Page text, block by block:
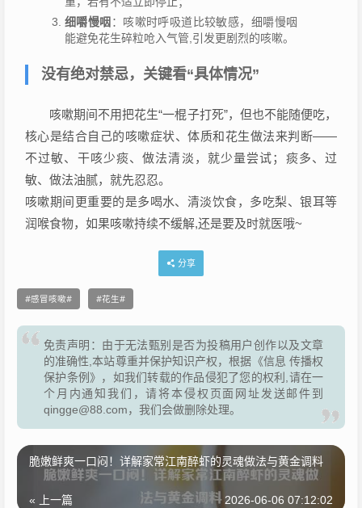
细嚼慢咽 ：咳嗽时呼吸道比较敏感，细嚼慢咽
能避免花生碎粒呛入气管,引发更剧烈的咳嗽。
没有绝对禁忌，关键看“具体情况”
咳嗽期间不用把花生“一棍子打死”，但也不能随便吃，
核心是结合自己的咳嗽症状、体质和花生做法来判断——
不过敏、干咳少痰、做法清淡，就少量尝试；痰多、过
敏、做法油腻，就先忍忍。
咳嗽期间更重要的是多喝水、清淡饮食，多吃梨、银耳等
润喉食物，如果咳嗽持续不缓解,还是要及时就医哦~
分享
感冒咳嗽 花生
免责声明：由于无法甄别是否为投稿用户创作以及文章
的准确性,本站尊重并保护知识产权，根据《信息 传播权
保护条例》，如我们转载的作品侵犯了您的权利,请在一
个月内通知我们，请将本侵权页面网址发送邮件到
qingge@88.com，我们会做删除处理。
脆嫩鲜爽一口闷！详解家常江南醉虾的灵魂做法与黄金调料
« 上一篇 2026-06-06 07:12:02